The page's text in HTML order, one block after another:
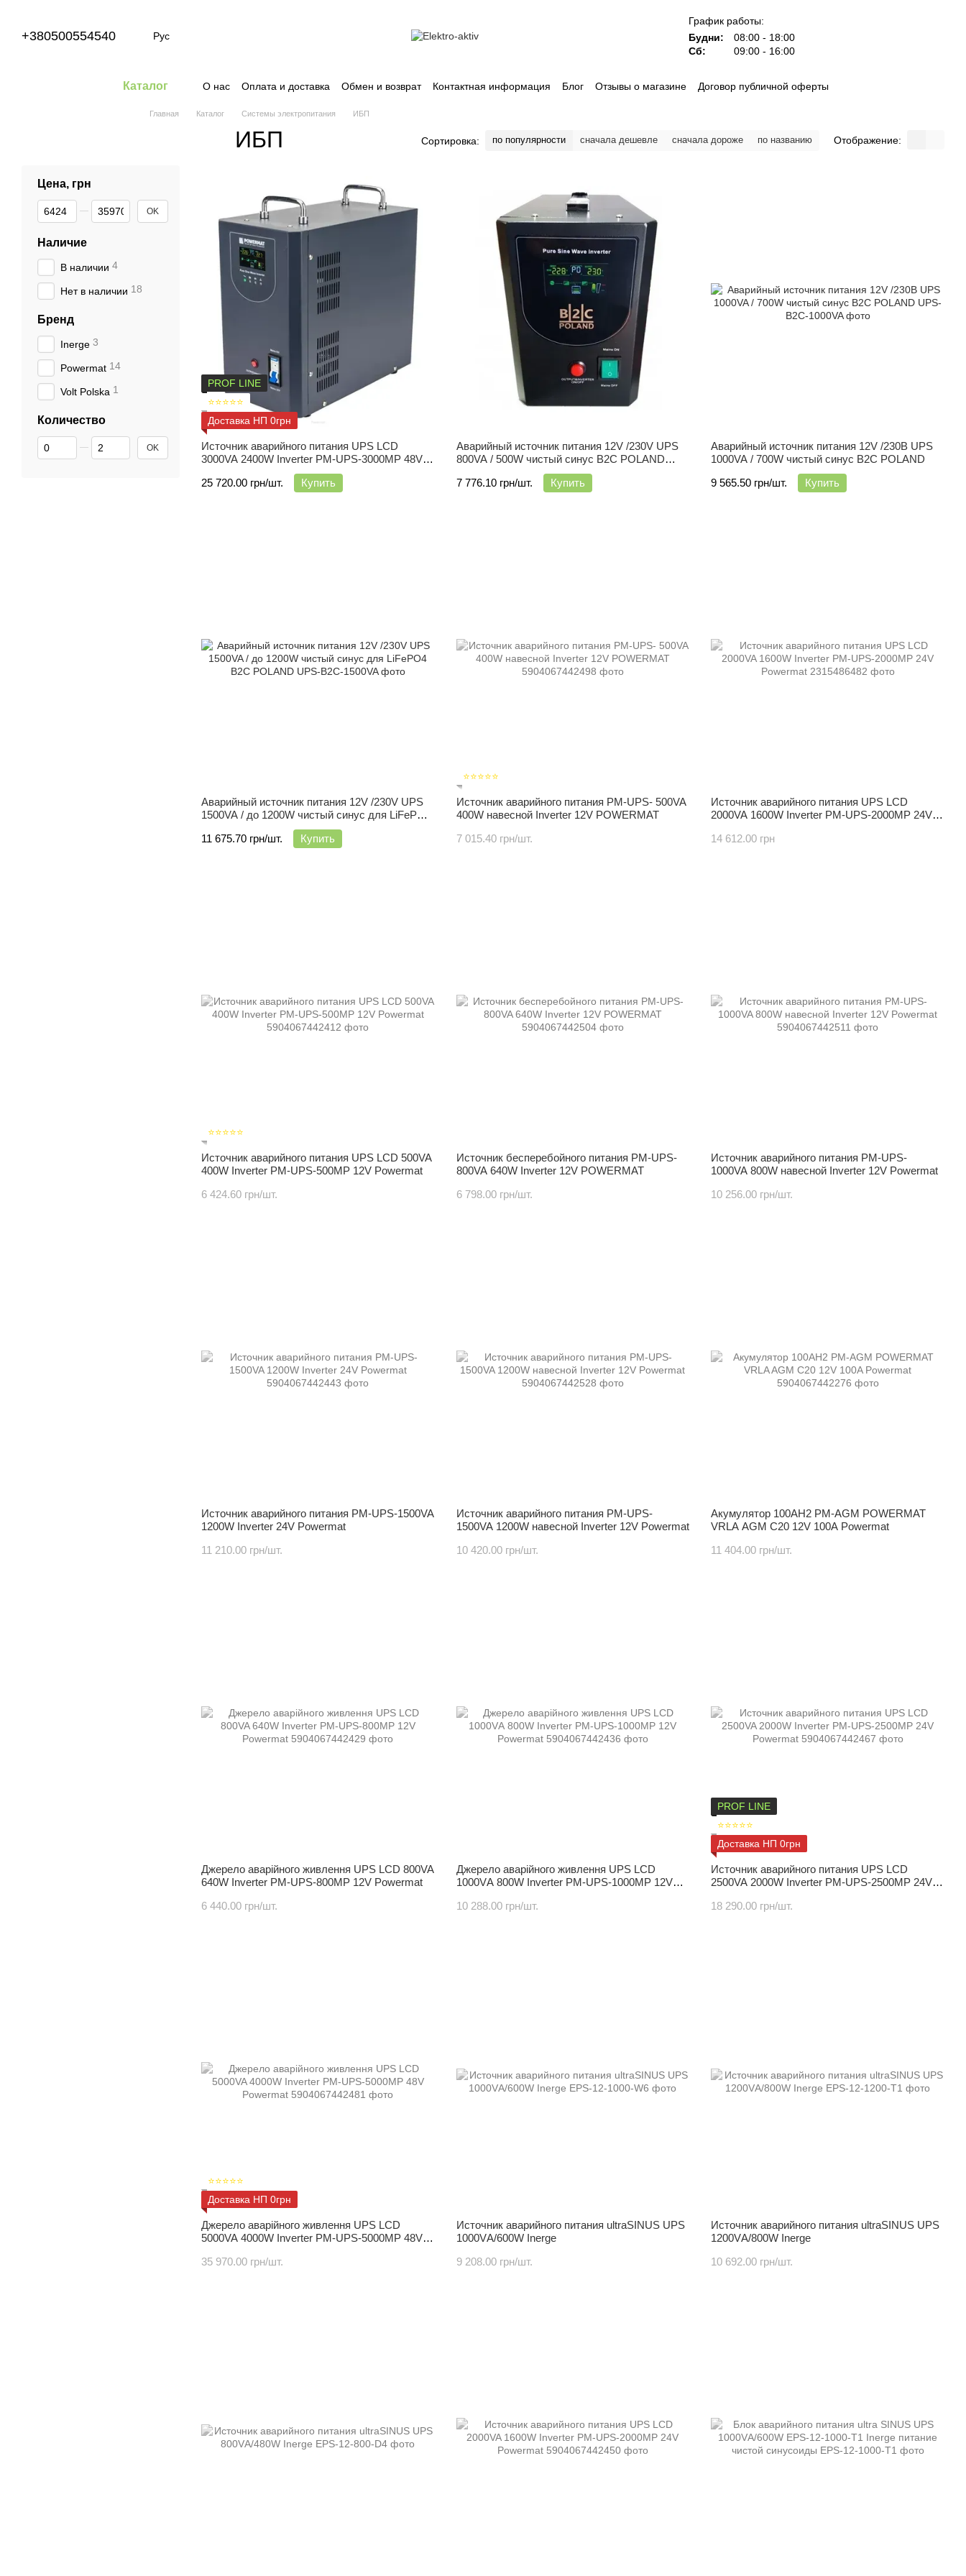
+380500554540 Рус
График работы:
Будни:
08:00 - 18:00
Сб:
09:00 - 16:00
Каталог О нас Оплата и доставка Обмен и возврат Контактная информация Блог Отзывы о магазине Договор публичной оферты
Главная Каталог Системы электропитания ИБП
ИБП Сортировка: по популярности сначала дешевле сначала дороже по названию Отображение:
PROF LINE
⭐⭐⭐⭐⭐
Доставка НП 0грн
Источник аварийного питания UPS LCD
3000VA 2400W Inverter PM-UPS-3000MP 48V
25 720.00 грн/шт.
Купить
Аварийный источник питания 12V /230V UPS
800VA / 500W чистый синус B2C POLAND
совместим с LiFePO4 и AGM
7 776.10 грн/шт.
Купить
Аварийный источник питания 12V /230В UPS
1000VA / 700W чистый синус B2C POLAND
9 565.50 грн/шт.
Купить
Аварийный источник питания 12V /230V UPS
1500VA / до 1200W чистый синус для LiFePO4
11 675.70 грн/шт.
Купить
⭐⭐⭐⭐⭐
Источник аварийного питания PM-UPS- 500VA
400W навесной Inverter 12V POWERMAT
7 015.40 грн/шт.
Источник аварийного питания UPS LCD
2000VA 1600W Inverter PM-UPS-2000MP 24V
14 612.00 грн
⭐⭐⭐⭐⭐
Источник аварийного питания UPS LCD 500VA
400W Inverter PM-UPS-500MP 12V Powermat
6 424.60 грн/шт.
Источник бесперебойного питания PM-UPS-
800VA 640W Inverter 12V POWERMAT
6 798.00 грн/шт.
Источник аварийного питания PM-UPS-
1000VA 800W навесной Inverter 12V Powermat
10 256.00 грн/шт.
Источник аварийного питания PM-UPS-1500VA
1200W Inverter 24V Powermat
11 210.00 грн/шт.
Источник аварийного питания PM-UPS-
1500VA 1200W навесной Inverter 12V Powermat
10 420.00 грн/шт.
Акумулятор 100AH2 PM-AGM POWERMAT
VRLA AGM C20 12V 100A Powermat
11 404.00 грн/шт.
Джерелo аварійного живлення UPS LCD 800VA
640W Inverter PM-UPS-800MP 12V Powermat
6 440.00 грн/шт.
Джерело аварійного живлення UPS LCD
1000VА 800W Inverter PM-UPS-1000MP 12V
10 288.00 грн/шт.
PROF LINE
⭐⭐⭐⭐⭐
Доставка НП 0грн
Источник аварийного питания UPS LCD
2500VA 2000W Inverter PM-UPS-2500MP 24V
18 290.00 грн/шт.
⭐⭐⭐⭐⭐
Доставка НП 0грн
Джерело аварійного живлення UPS LCD
5000VA 4000W Inverter PM-UPS-5000MP 48V
35 970.00 грн/шт.
Источник аварийного питания ultraSINUS UPS
1000VА/600W Inerge
9 208.00 грн/шт.
Источник аварийного питания ultraSINUS UPS
1200VА/800W Inerge
10 692.00 грн/шт.
Цена, грн
От Цена, грн
До Цена, грн OK
Наличие
В наличии 4
Нет в наличии 18
Бренд
Inerge 3
Powermat 14
Volt Polska 1
Количество
От Количество
До Количество OK